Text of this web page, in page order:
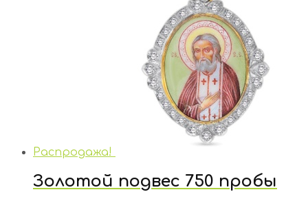
Распродажа!
Золотой подвес 750 пробы